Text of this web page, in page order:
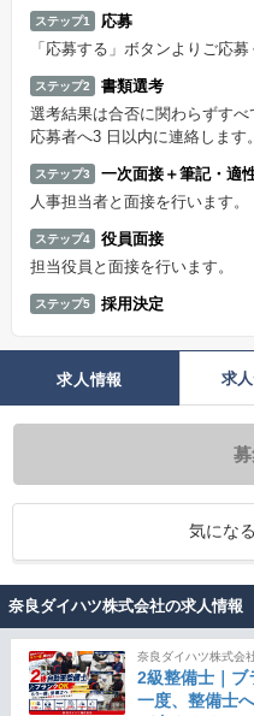
ステップ1
応募
「応募する」ボタンよりご応
ステップ2
書類選考
選考結果は合否に関わらずすべ
応募者へ3 日以内に連絡します。
ステップ3
一次面接＋筆記・適
人事担当者と面接を行います。
ステップ4
役員面接
担当役員と面接を行います。
ステップ5 採用決定
求人情報 求
気にな
奈良ダイハツ株式会社の求人情報
奈良ダイハツ株式会
2級整備士｜ブ
一度、整備士